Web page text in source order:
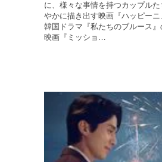
に、様々な事情を持つカップル
やかに描き出す映画『ハッピー
韓国ドラマ『私たちのブルース』
映画『ミッショ…